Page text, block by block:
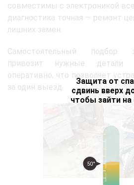
Защита от
сдвинь вверх
чтобы зайти на
50°
совместимы с электроникой
диагностика точная — ремонт
лишних замен.
Самостоятельный подбор
привозит нужные детали
оперативно, что позволяет
за один выезд.